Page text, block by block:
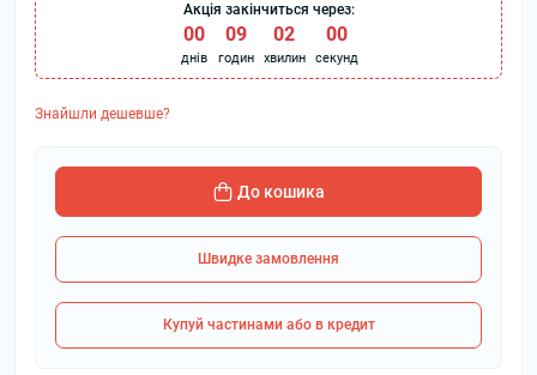
Акція закінчиться через:
00
днів
09
годин
02
хвилин
00
секунд
Знайшли дешевше?
До кошика
Швидке замовлення
Купуй частинами або в кредит